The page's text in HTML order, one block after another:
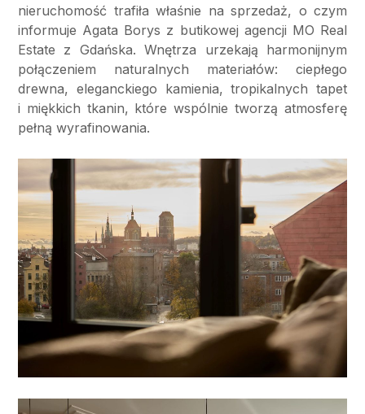
nieruchomość trafiła właśnie na sprzedaż, o czym
informuje Agata Borys z butikowej agencji MO Real
Estate z Gdańska. Wnętrza urzekają harmonijnym
połączeniem naturalnych materiałów: ciepłego
drewna, eleganckiego kamienia, tropikalnych tapet
i miękkich tkanin, które wspólnie tworzą atmosferę
pełną wyrafinowania.